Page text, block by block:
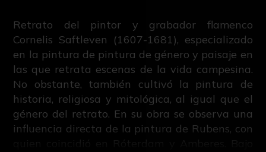
Retrato del pintor y grabador flamenco
Cornelis Saftleven (1607-1681), especializado
en la pintura de pintura de género y paisaje en
las que retrata escenas de la vida campesina.
No obstante, también cultivó la pintura de
historia, religiosa y mitológica, al igual que el
género del retrato. En su obra se observa una
influencia directa de la pintura de Rubens, con